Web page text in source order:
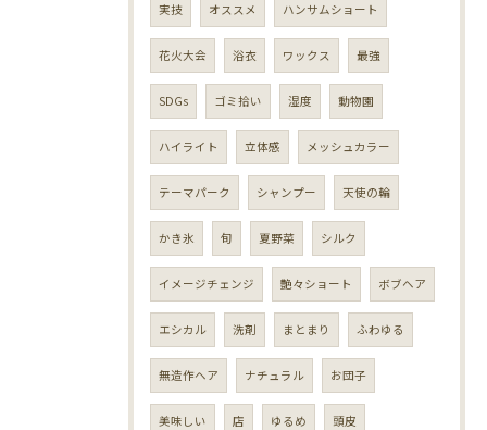
実技 オススメ ハンサムショート
花火大会 浴衣 ワックス 最強
SDGs ゴミ拾い 湿度 動物園
ハイライト 立体感 メッシュカラー
テーマパーク シャンプー 天使の輪
かき氷 旬 夏野菜 シルク
イメージチェンジ 艶々ショート ボブヘア
エシカル 洗剤 まとまり ふわゆる
無造作ヘア ナチュラル お団子
美味しい 店 ゆるめ 頭皮